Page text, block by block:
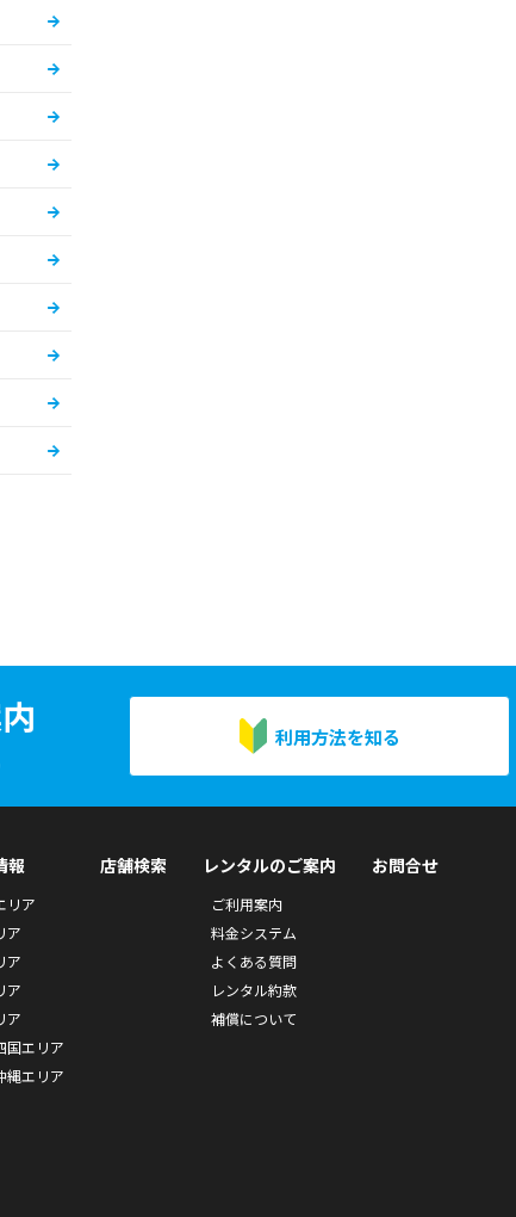
利用方法を知る
報
リア
ア
ア
ア
ア
国エリア
縄エリア
店舗検索 レンタルのご案内
ご利用案内
料金システム
よくある質問
レンタル約款
補償について
お問合せ